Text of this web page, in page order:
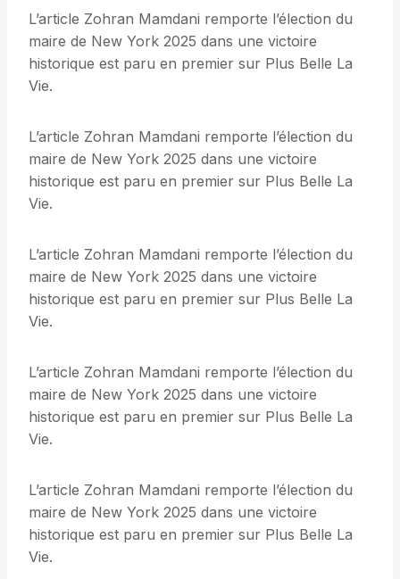
L’article Zohran Mamdani remporte l’élection du
maire de New York 2025 dans une victoire
historique est paru en premier sur Plus Belle La
Vie.
L’article Zohran Mamdani remporte l’élection du
maire de New York 2025 dans une victoire
historique est paru en premier sur Plus Belle La
Vie.
L’article Zohran Mamdani remporte l’élection du
maire de New York 2025 dans une victoire
historique est paru en premier sur Plus Belle La
Vie.
L’article Zohran Mamdani remporte l’élection du
maire de New York 2025 dans une victoire
historique est paru en premier sur Plus Belle La
Vie.
L’article Zohran Mamdani remporte l’élection du
maire de New York 2025 dans une victoire
historique est paru en premier sur Plus Belle La
Vie.